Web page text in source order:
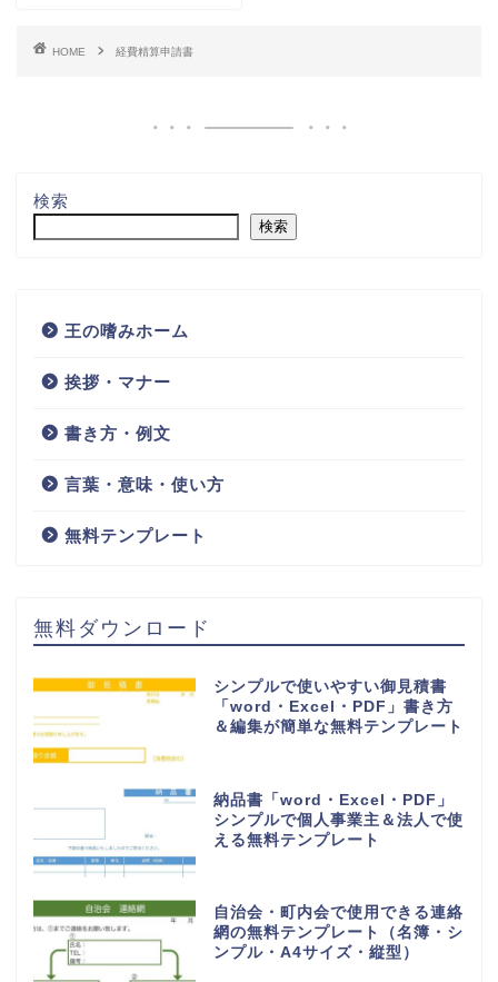
HOME 経費精算申請書
検索
検索
王の嗜みホーム
挨拶・マナー
書き方・例文
言葉・意味・使い方
無料テンプレート
無料ダウンロード
シンプルで使いやすい御見積書
「word・Excel・PDF」書き方
＆編集が簡単な無料テンプレート
納品書「word・Excel・PDF」
シンプルで個人事業主＆法人で使
える無料テンプレート
自治会・町内会で使用できる連絡
網の無料テンプレート（名簿・シ
ンプル・A4サイズ・縦型）